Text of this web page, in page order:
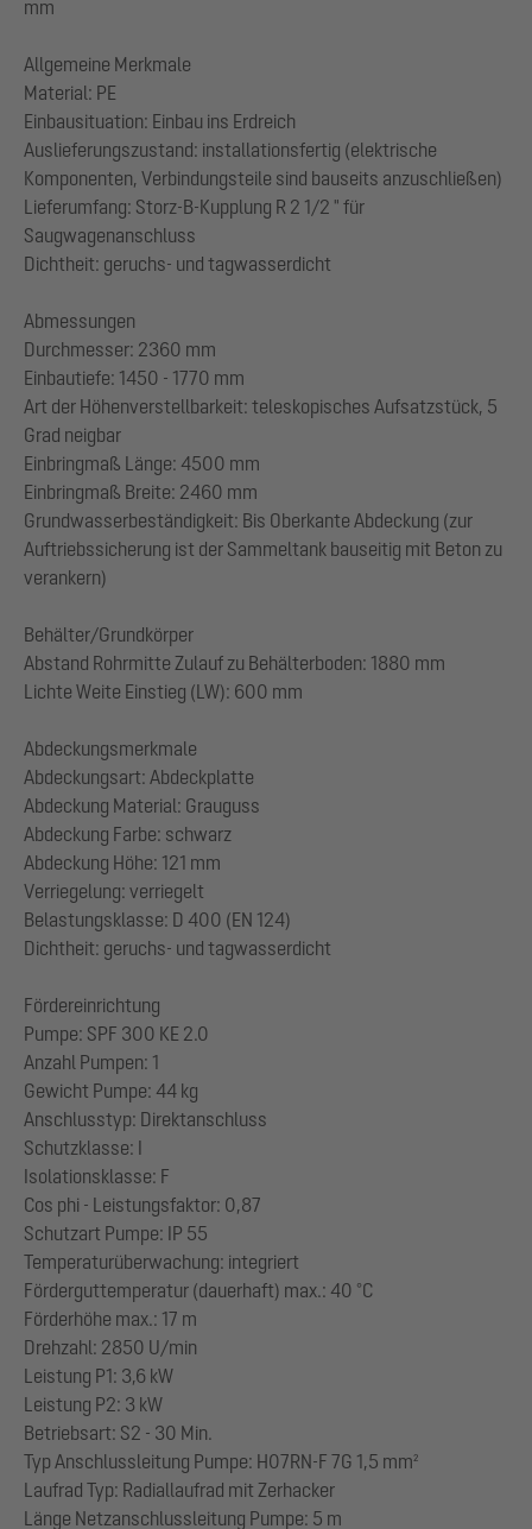
mm
Allgemeine Merkmale
Material: PE
Einbausituation: Einbau ins Erdreich
Auslieferungszustand: installationsfertig (elektrische
Komponenten, Verbindungsteile sind bauseits anzuschließen)
Lieferumfang: Storz-B-Kupplung R 2 1/2 " für
Saugwagenanschluss
Dichtheit: geruchs- und tagwasserdicht
Abmessungen
Durchmesser: 2360 mm
Einbautiefe: 1450 - 1770 mm
Art der Höhenverstellbarkeit: teleskopisches Aufsatzstück, 5
Grad neigbar
Einbringmaß Länge: 4500 mm
Einbringmaß Breite: 2460 mm
Grundwasserbeständigkeit: Bis Oberkante Abdeckung (zur
Auftriebssicherung ist der Sammeltank bauseitig mit Beton zu
verankern)
Behälter/Grundkörper
Abstand Rohrmitte Zulauf zu Behälterboden: 1880 mm
Lichte Weite Einstieg (LW): 600 mm
Abdeckungsmerkmale
Abdeckungsart: Abdeckplatte
Abdeckung Material: Grauguss
Abdeckung Farbe: schwarz
Abdeckung Höhe: 121 mm
Verriegelung: verriegelt
Belastungsklasse: D 400 (EN 124)
Dichtheit: geruchs- und tagwasserdicht
Fördereinrichtung
Pumpe: SPF 300 KE 2.0
Anzahl Pumpen: 1
Gewicht Pumpe: 44 kg
Anschlusstyp: Direktanschluss
Schutzklasse: I
Isolationsklasse: F
Cos phi - Leistungsfaktor: 0,87
Schutzart Pumpe: IP 55
Temperaturüberwachung: integriert
Förderguttemperatur (dauerhaft) max.: 40 °C
Förderhöhe max.: 17 m
Drehzahl: 2850 U/min
Leistung P1: 3,6 kW
Leistung P2: 3 kW
Betriebsart: S2 - 30 Min.
Typ Anschlussleitung Pumpe: H07RN-F 7G 1,5 mm²
Laufrad Typ: Radiallaufrad mit Zerhacker
Länge Netzanschlussleitung Pumpe: 5 m